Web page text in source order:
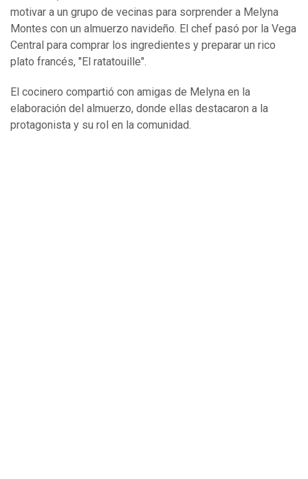
motivar a un grupo de vecinas para sorprender a Melyna
Montes con un almuerzo navideño. El chef pasó por la Vega
Central para comprar los ingredientes y preparar un rico
plato francés, "El ratatouille".
El cocinero compartió con amigas de Melyna en la
elaboración del almuerzo, donde ellas destacaron a la
protagonista y su rol en la comunidad.